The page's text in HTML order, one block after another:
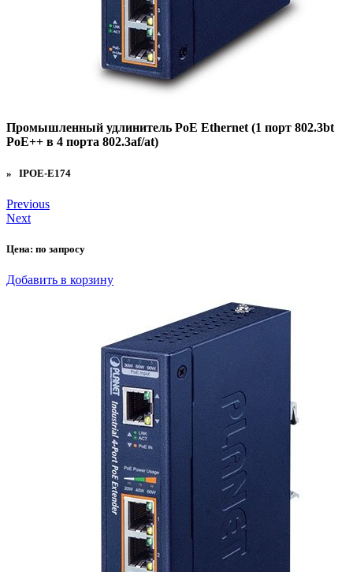
Промышленный удлинитель PoE Ethernet (1 порт 802.3bt
PoE++ в 4 порта 802.3af/at)
» IPOE-E174
Previous
Next
Цена: по запросу
Добавить в корзину